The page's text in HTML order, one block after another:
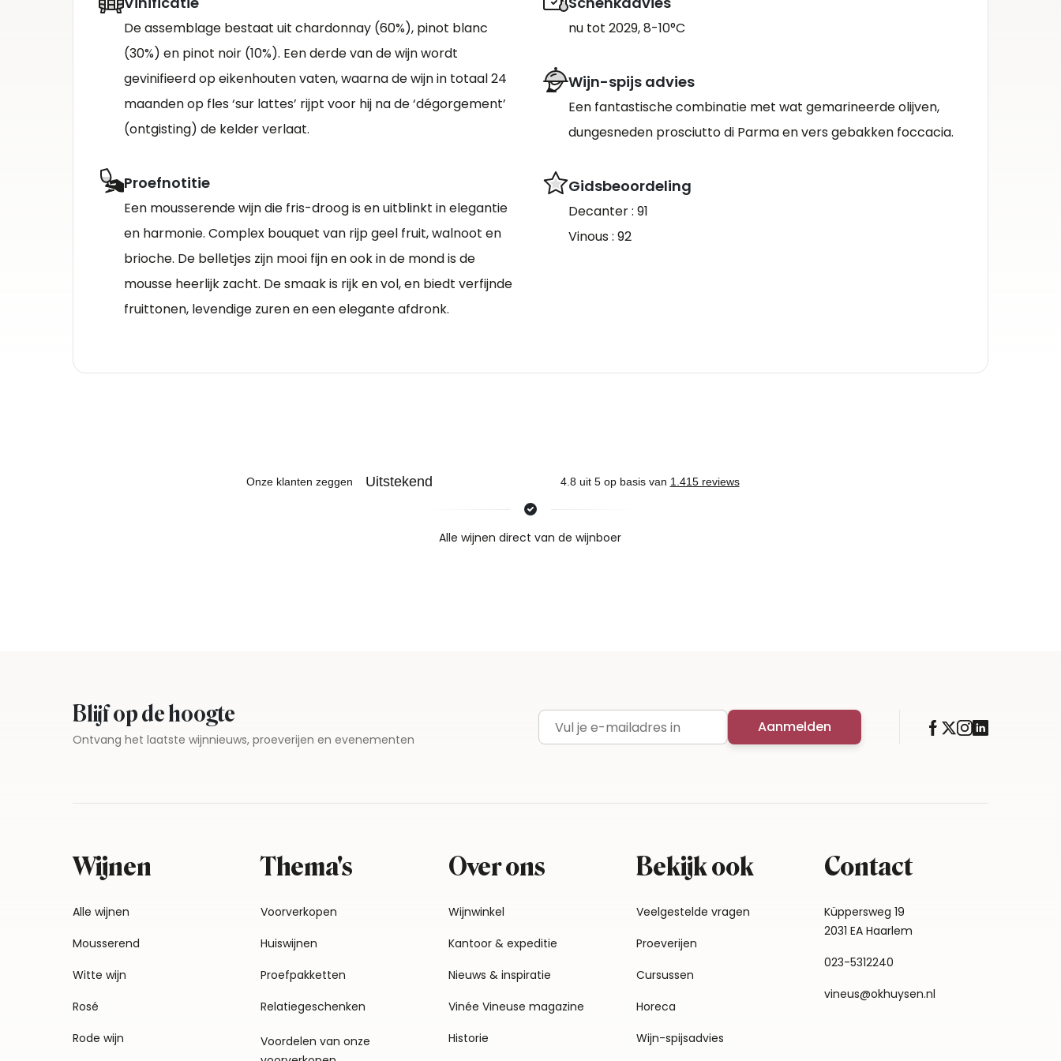
De assemblage bestaat uit chardonnay (60%), pinot blanc
(30%) en pinot noir (10%). Een derde van de wijn wordt
gevinifieerd op eikenhouten vaten, waarna de wijn in totaal 24
maanden op fles ‘sur lattes’ rijpt voor hij na de ‘dégorgement’
(ontgisting) de kelder verlaat.
Proefnotitie
Een mousserende wijn die fris-droog is en uitblinkt in elegantie
en harmonie. Complex bouquet van rijp geel fruit, walnoot en
brioche. De belletjes zijn mooi fijn en ook in de mond is de
mousse heerlijk zacht. De smaak is rijk en vol, en biedt verfijnde
fruittonen, levendige zuren en een elegante afdronk.
nu tot 2029, 8-10°C
Wijn-spijs advies
Een fantastische combinatie met wat gemarineerde olijven,
dungesneden prosciutto di Parma en vers gebakken foccacia.
Gidsbeoordeling
Decanter : 91
Vinous : 92
Nieuws & inspiratie in Vineé Vineuse
Alle wijnen direct van de wijnboer
Blijf op de hoogte
Ontvang het laatste wijnnieuws, proeverijen en evenementen E-mailadres Aanmelden
Wijnen
Alle wijnen
Mousserend
Witte wijn
Rosé
Rode wijn
Thema's
Voorverkopen
Huiswijnen
Proefpakketten
Relatiegeschenken
Voordelen van onze
Over ons
Wijnwinkel
Kantoor & expeditie
Nieuws & inspiratie
Vinée Vineuse magazine
Historie
Bekijk ook
Veelgestelde vragen
Proeverijen
Cursussen
Horeca
Wijn-spijsadvies
Contact
Küppersweg 19
2031 EA Haarlem
023-5312240
vineus@okhuysen.nl